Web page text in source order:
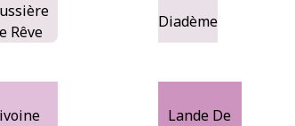
Rêve
Diadème
Lande De